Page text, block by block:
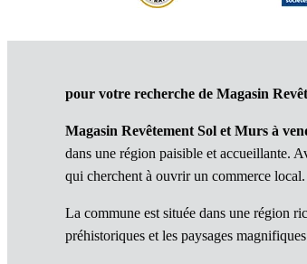
pour votre recherche de Magasin
Magasin Revêtement Sol et Murs à
dans une région paisible et accueillante.
qui cherchent à ouvrir un commerce local.
La commune est située dans une région
préhistoriques et les paysages